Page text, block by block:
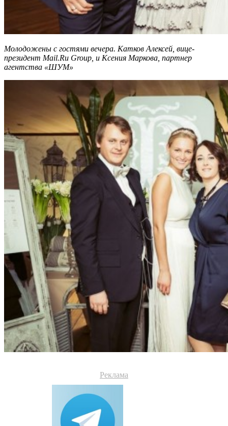
Молодожены с гостями вечера. Катков Алексей, вице-
президент Mail.Ru Group, и Ксения Маркова, партнер
агентства «ШУМ»
Реклама